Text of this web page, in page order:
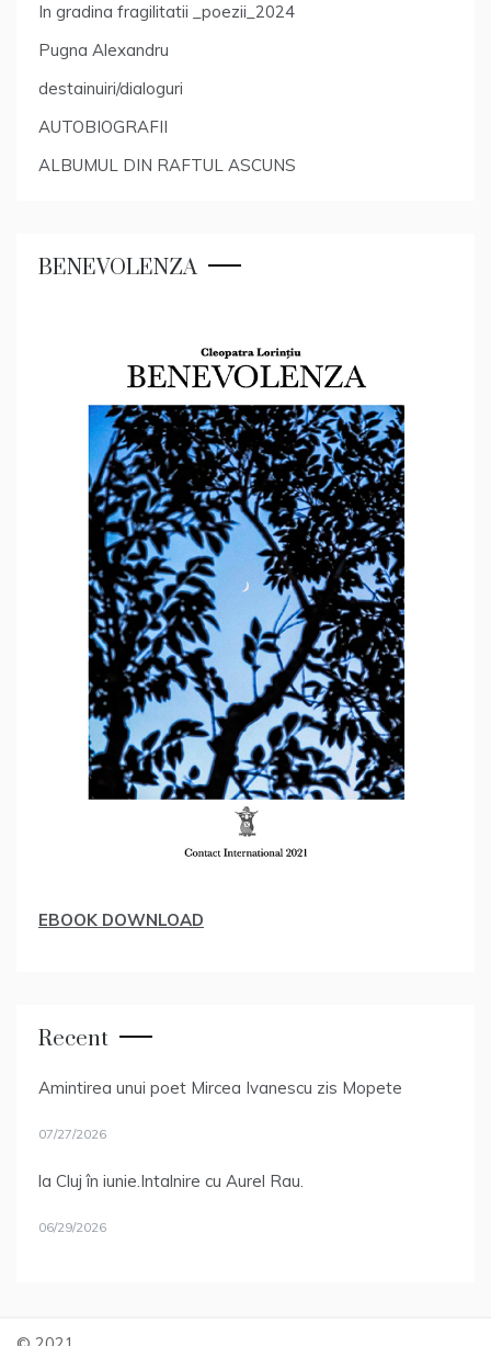
In gradina fragilitatii _poezii_2024
Pugna Alexandru
destainuiri/dialoguri
AUTOBIOGRAFII
ALBUMUL DIN RAFTUL ASCUNS
BENEVOLENZA
EBOOK DOWNLOAD
Recent
Amintirea unui poet Mircea Ivanescu zis Mopete
07/27/2026
la Cluj în iunie.Intalnire cu Aurel Rau.
06/29/2026